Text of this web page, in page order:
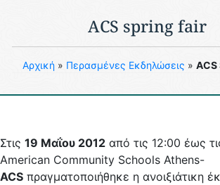
ACS spring fair
Aρχική» Περασμένες Eκδηλώσεις » ACS
Στις 19 Μαΐου 2012 από τις 12:00 έως
American Community Schools Athens-
ACS πραγματοποιήθηκε η ανοιξιάτικη